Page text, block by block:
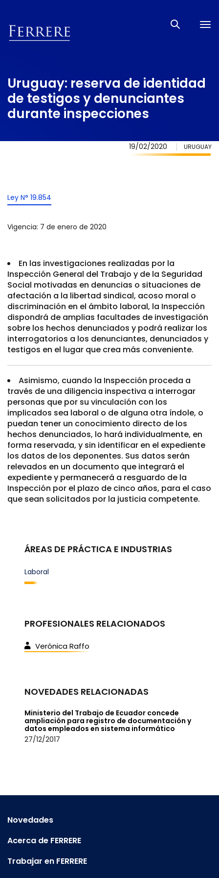
Uruguay: reserva de identidad
de testigos y denunciantes
durante inspecciones
19/02/2020 URUGUAY
Ley N° 19.854
Vigencia: 7 de enero de 2020
En las investigaciones realizadas por la
Inspección General del Trabajo y de la Seguridad
Social motivadas en denuncias o situaciones de
afectación a la libertad sindical, acoso moral o
discriminación en el ámbito laboral, la Inspección
dispondrá de amplias facultades de investigación
sobre los hechos denunciados y podrá realizar los
interrogatorios a los denunciantes, denunciados y
testigos en el lugar que crea más conveniente.
Asimismo, cuando la Inspección proceda a
través de una diligencia inspectiva a interrogar
personas que por su vinculación con los
implicados sea laboral o de alguna otra índole, o
puedan tener un conocimiento directo de los
hechos denunciados, lo hará individualmente, en
forma reservada, y sin identificar en el expediente
los datos de los deponentes. Sus datos serán
relevados en un documento que integrará el
expediente y permanecerá a resguardo de la
Inspección por el plazo de cinco años, para el caso
que sean solicitados por la justicia competente.
ÁREAS DE PRÁCTICA E INDUSTRIAS
Laboral
PROFESIONALES RELACIONADOS
Verónica Raffo
NOVEDADES RELACIONADAS
Ministerio del Trabajo de Ecuador concede
ampliación para registro de documentación y
datos empleados en sistema informático
27/12/2017
Novedades
Acerca de FERRERE
Trabajar en FERRERE